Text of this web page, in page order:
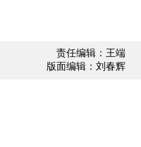
责任编辑：王端
版面编辑：刘春辉